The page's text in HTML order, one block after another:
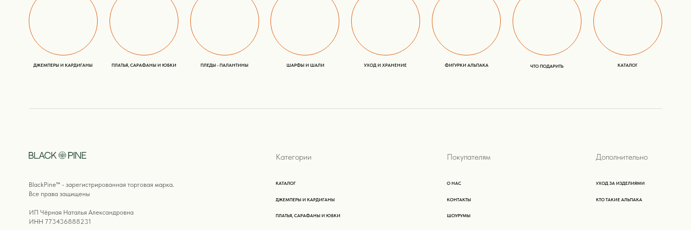
ДЖЕМПЕРЫ И КАРДИГАНЫ
ПЛАТЬЯ, САРАФАНЫ И ЮБКИ
ПЛЕДЫ - ПАЛАНТИНЫ
ШОУРУМЫ
ШАРФЫ И ШАЛИ ДОСТАВКА И ОПЛАТА
УХОД И ХРАНЕНИЕ
БЛОГ И НОВОСТИ
КОНТАКТЫ
ИП Чёрная Наталья Александровна
ИНН 773436888231
ПОЛИТИКА ОБРАБОТКИ ПЕРСОНАЛЬНЫХ ДАННЫХ